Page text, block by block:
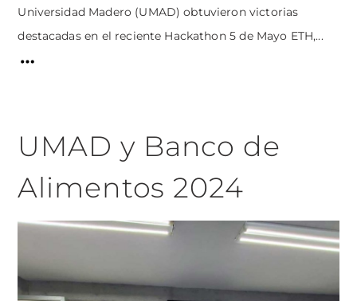
Universidad Madero (UMAD) obtuvieron victorias
destacadas en el reciente Hackathon 5 de Mayo ETH,...
UMAD y Banco de
Alimentos 2024